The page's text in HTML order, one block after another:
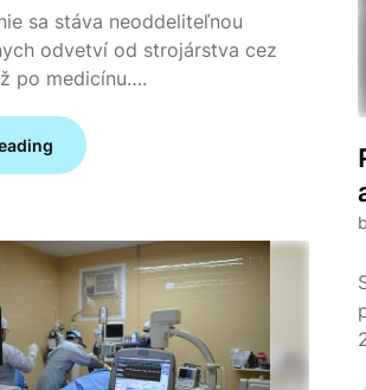
sa stáva neoddeliteľnou
odvetví od strojárstva cez
po medicínu….